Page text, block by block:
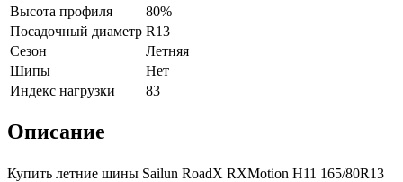
Высота профиля
80%
Посадочный диаметр R13
Сезон
Летняя
Шипы
Нет
Индекс нагрузки
83
Описание
Купить летние шины Sailun RoadX RXMotion H11 165/80R13